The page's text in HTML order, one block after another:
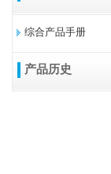
综合产品手册
产品历史